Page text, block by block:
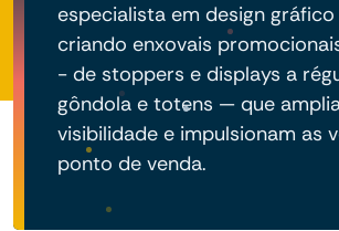
especialista em design
criando enxovais
- de stoppers e displays a
gôndola e totens — que
visibilidade e impulsionam as
ponto de venda.